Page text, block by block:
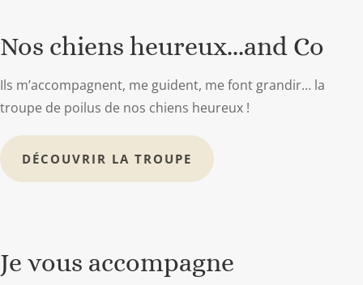
Nos chiens heureux...and Co
Ils m’accompagnent, me guident, me font grandir… la
troupe de poilus de nos chiens heureux !
DÉCOUVRIR LA TROUPE
Je vous accompagne